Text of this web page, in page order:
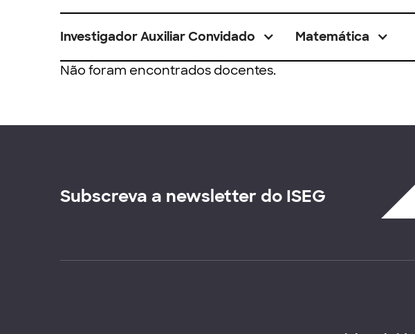
Investigador Auxiliar Convidado Matemática
Não foram encontrados docentes.
Subscreva a newsletter do ISEG